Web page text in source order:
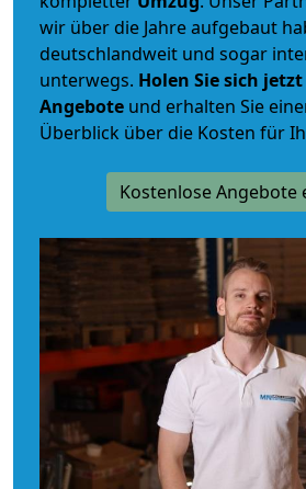
wir über die Jahre aufgebaut
deutschlandweit und sogar
unterwegs. Holen Sie sich
Angebote und erhalten Sie
Überblick über die Kosten für
Kostenlose Angebote